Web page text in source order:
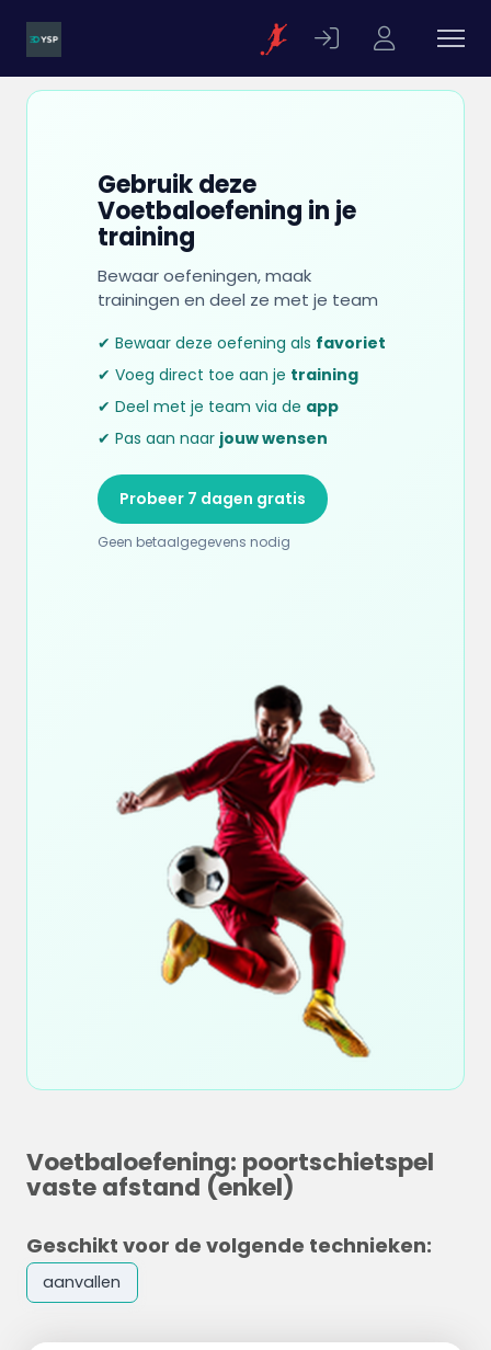
Gebruik deze
Voetbaloefening in je
training
Bewaar oefeningen, maak
trainingen en deel ze met je team
✔ Bewaar deze oefening als favoriet
✔ Voeg direct toe aan je training
✔ Deel met je team via de app
✔ Pas aan naar jouw wensen
Probeer 7 dagen gratis
Geen betaalgegevens nodig
Voetbaloefening: poortschietspel
vaste afstand (enkel)
Geschikt voor de volgende technieken:
aanvallen